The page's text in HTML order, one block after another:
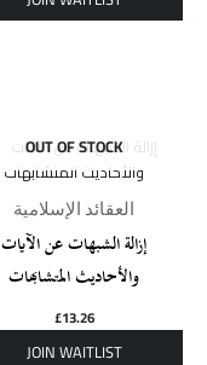
OUT OF STOCK
العقائد الإسلامية
إزالة الشبهات عن الآيات
والأحاديث المتشابهات
£13.26